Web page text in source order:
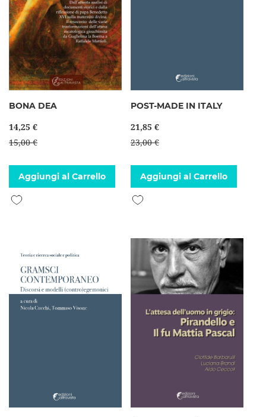
BONA DEA
14,25 €
15,00 €
Aggiungi al Carrello
Aggiungi alla lista desideri
POST-MADE IN ITALY
21,85 €
23,00 €
Aggiungi al Carrello
Aggiungi alla lista desideri